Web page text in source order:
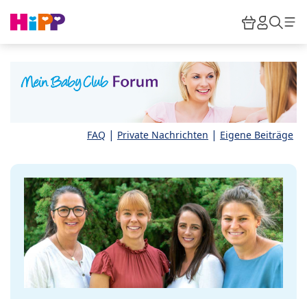
HiPP
FAQ | Private Nachrichten | Eigene Beiträge